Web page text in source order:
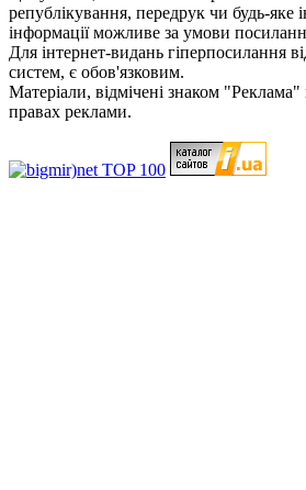
републікування, передрук чи будь-
інформації можливе за умови
Для інтернет-видань гіперпосилання
систем, є обов'язковим.
Матеріали, відмічені знаком
правах реклами.